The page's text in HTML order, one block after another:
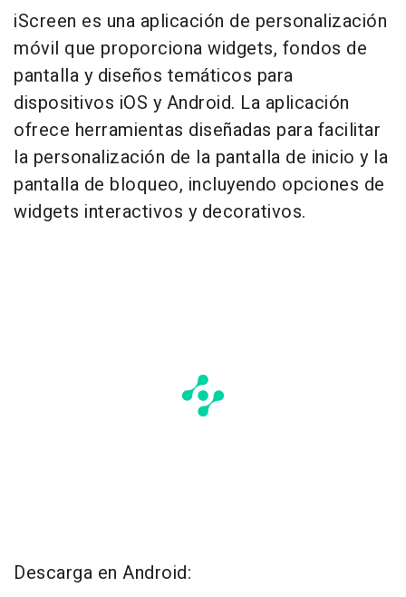
iScreen es una aplicación de personalización
móvil que proporciona widgets, fondos de
pantalla y diseños temáticos para
dispositivos iOS y Android. La aplicación
ofrece herramientas diseñadas para facilitar
la personalización de la pantalla de inicio y la
pantalla de bloqueo, incluyendo opciones de
widgets interactivos y decorativos.
Descarga en Android: